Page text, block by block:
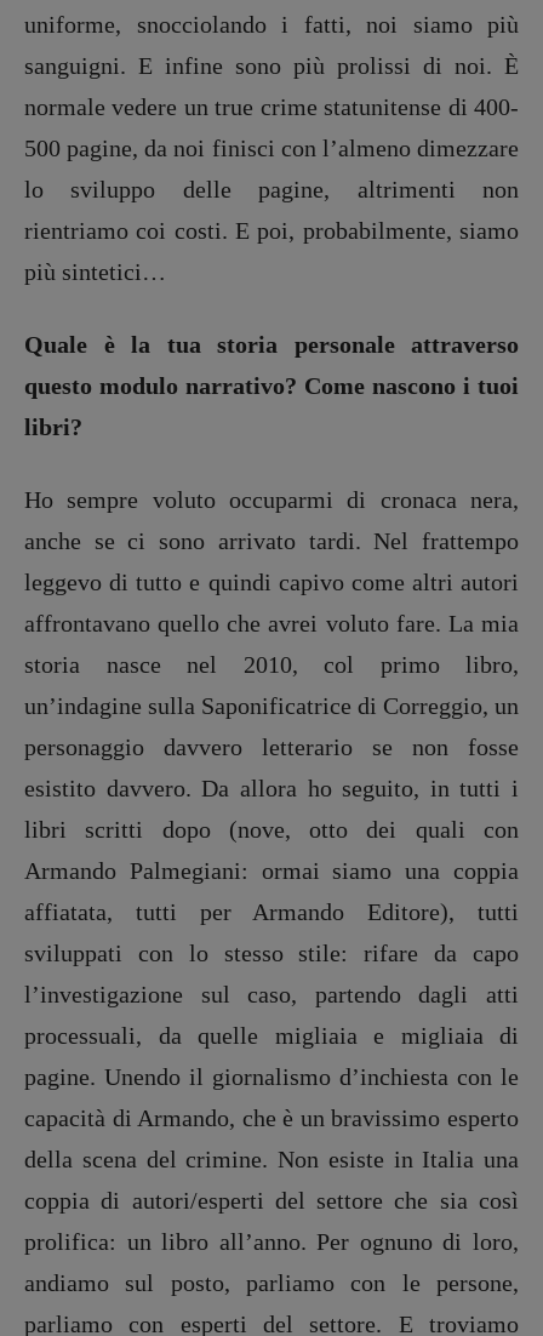
uniforme, snocciolando i fatti, noi siamo più
sanguigni. E infine sono più prolissi di noi. È
normale vedere un true crime statunitense di 400-
500 pagine, da noi finisci con l’almeno dimezzare
lo sviluppo delle pagine, altrimenti non
rientriamo coi costi. E poi, probabilmente, siamo
più sintetici…
Quale è la tua storia personale attraverso
questo modulo narrativo? Come nascono i tuoi
libri?
Ho sempre voluto occuparmi di cronaca nera,
anche se ci sono arrivato tardi. Nel frattempo
leggevo di tutto e quindi capivo come altri autori
affrontavano quello che avrei voluto fare. La mia
storia nasce nel 2010, col primo libro,
un’indagine sulla Saponificatrice di Correggio, un
personaggio davvero letterario se non fosse
esistito davvero. Da allora ho seguito, in tutti i
libri scritti dopo (nove, otto dei quali con
Armando Palmegiani: ormai siamo una coppia
affiatata, tutti per Armando Editore), tutti
sviluppati con lo stesso stile: rifare da capo
l’investigazione sul caso, partendo dagli atti
processuali, da quelle migliaia e migliaia di
pagine. Unendo il giornalismo d’inchiesta con le
capacità di Armando, che è un bravissimo esperto
della scena del crimine. Non esiste in Italia una
coppia di autori/esperti del settore che sia così
prolifica: un libro all’anno. Per ognuno di loro,
andiamo sul posto, parliamo con le persone,
parliamo con esperti del settore. E troviamo